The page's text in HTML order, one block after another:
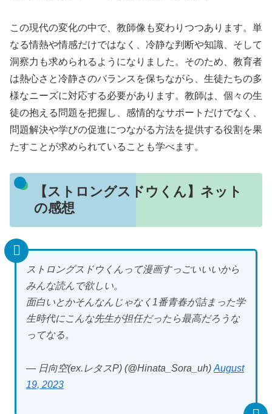
この現代の変化の中で、教師像も変わりつつあります。単
なる情熱や情感だけではなく、冷静な判断や知識、そして
洞察力も求められるようになりました。そのため、教育者
は熱心さと冷静さのバランスを保ちながら、生徒たちの多
様なニーズに対応する必要があります。教師は、個々の生
徒の抱える問題を把握し、感情的なサポートだけでなく、
問題解決や学びの促進につながる方法を提供する役割を果
たすことが求められていることも学べます。
【ストロングスドウくん】ネット
の感想
ストロングスドウくんって漫画すっごいいいから
みんな読んで欲しい。
面白いとかそんなんじゃなく1番青春が詰まった学
生時代にこんな先生が担任だったら最高だろうな
ってなる。
— 日向空(ex.レタスP) (@Hinata_Sora_uh) August
19, 2023